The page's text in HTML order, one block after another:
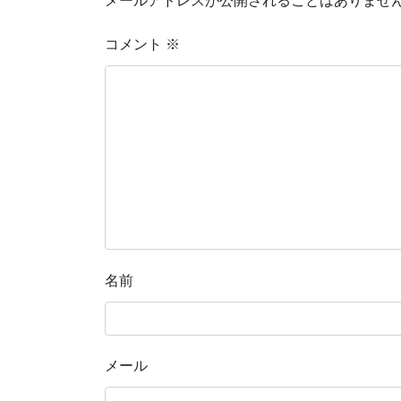
コメント ※
名前
メール